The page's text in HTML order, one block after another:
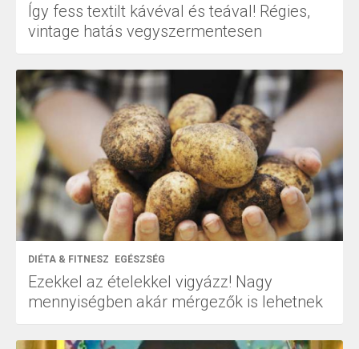
Így fess textilt kávéval és teával! Régies,
vintage hatás vegyszermentesen
DIÉTA & FITNESZ EGÉSZSÉG
Ezekkel az ételekkel vigyázz! Nagy
mennyiségben akár mérgezők is lehetnek